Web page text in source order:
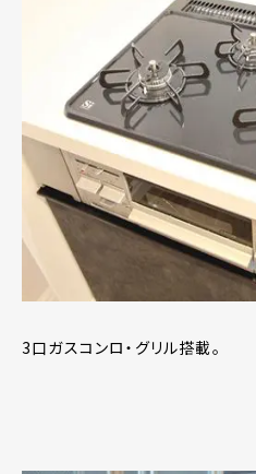
3口ガスコンロ・グリル搭載。